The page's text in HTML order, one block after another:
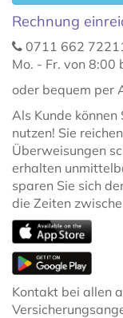
Rech­nung
0711 662
Mo. - Fr. von 8:00
oder bequem per
Als Kunde können
nutzen! Sie
Überweisungen
erhalten
sparen Sie sich
die Zeiten
Kontakt bei allen